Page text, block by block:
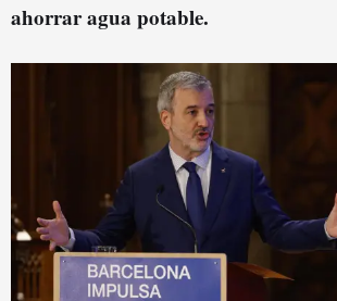
ahorrar agua potable.